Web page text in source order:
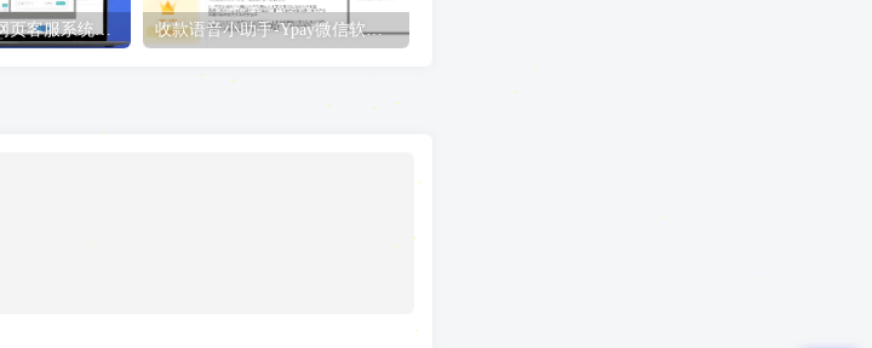
收款语音小助手-Ypay微信软件版专用，长期稳定需配合挂机宝/云电脑